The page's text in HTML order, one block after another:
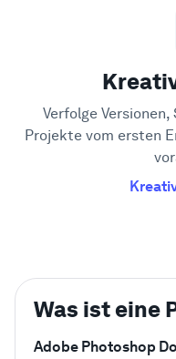
Verfolge
Projekte vom ersten
Was ist eine
Adobe Photoshop